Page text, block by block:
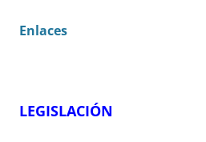
Enlaces
LEGISLACIÓN